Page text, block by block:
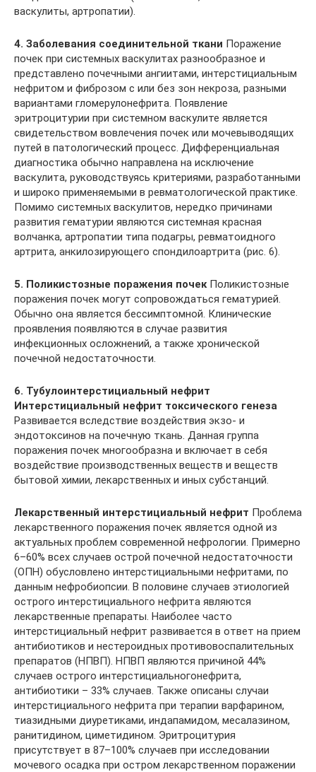
васкулиты, артропатии).
4. Заболевания соединительной ткани Поражение
почек при системных васкулитах разнообразное и
представлено почечными ангиитами, интерстициальным
нефритом и фиброзом с или без зон некроза, разными
вариантами гломерулонефрита. Появление
эритроцитурии при системном васкулите является
свидетельством вовлечения почек или мочевыводящих
путей в патологический процесс. Дифференциальная
диагностика обычно направлена на исключение
васкулита, руководствуясь критериями, разработанными
и широко применяемыми в ревматологической практике.
Помимо системных васкулитов, нередко причинами
развития гематурии являются системная красная
волчанка, артропатии типа подагры, ревматоидного
артрита, анкилозирующего спондилоартрита (рис. 6).
5. Поликистозные поражения почек Поликистозные
поражения почек могут сопровождаться гематурией.
Обычно она является бессимптомной. Клинические
проявления появляются в случае развития
инфекционных осложнений, а также хронической
почечной недостаточности.
6. Тубулоинтерстициальный нефрит
Интерстициальный нефрит токсического генеза
Развивается вследствие воздействия экзо- и
эндотоксинов на почечную ткань. Данная группа
поражения почек многообразна и включает в себя
воздействие производственных веществ и веществ
бытовой химии, лекарственных и иных субстанций.
Лекарственный интерстициальный нефрит Проблема
лекарственного поражения почек является одной из
актуальных проблем современной нефрологии. Примерно
6–60% всех случаев острой почечной недостаточности
(ОПН) обусловлено интерстициальными нефритами, по
данным нефробиопсии. В половине случаев этиологией
острого интерстициального нефрита являются
лекарственные препараты. Наиболее часто
интерстициальный нефрит развивается в ответ на прием
антибиотиков и нестероидных противовоспалительных
препаратов (НПВП). НПВП являются причиной 44%
случаев острого интерстициальногонефрита,
антибиотики – 33% случаев. Также описаны случаи
интерстициального нефрита при терапии варфарином,
тиазидными диуретиками, индапамидом, месалазином,
ранитидином, циметидином. Эритроцитурия
присутствует в 87–100% случаев при исследовании
мочевого осадка при остром лекарственном поражении